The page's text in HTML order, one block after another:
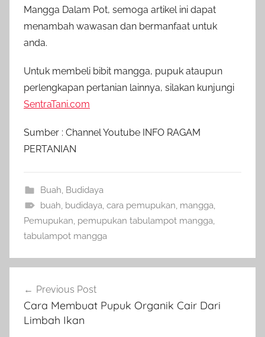
Mangga Dalam Pot, semoga artikel ini dapat
menambah wawasan dan bermanfaat untuk
anda.
Untuk membeli bibit mangga, pupuk ataupun
perlengkapan pertanian lainnya, silakan kunjungi
SentraTani.com
Sumber : Channel Youtube INFO RAGAM
PERTANIAN
Buah, Budidaya
buah, budidaya, cara pemupukan, mangga,
Pemupukan, pemupukan tabulampot mangga,
tabulampot mangga
pos
Previous Post
Cara Membuat Pupuk Organik Cair Dari
Limbah Ikan